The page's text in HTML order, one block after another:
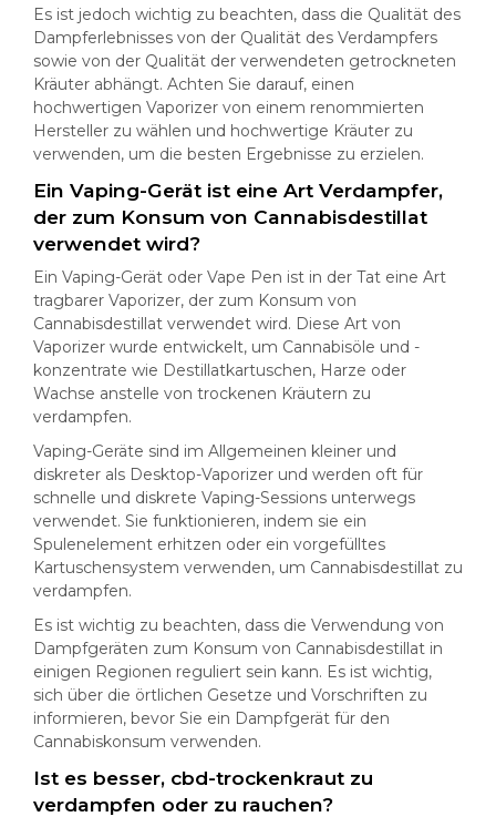
Es ist jedoch wichtig zu beachten, dass die Qualität des
Dampferlebnisses von der Qualität des Verdampfers
sowie von der Qualität der verwendeten getrockneten
Kräuter abhängt. Achten Sie darauf, einen
hochwertigen Vaporizer von einem renommierten
Hersteller zu wählen und hochwertige Kräuter zu
verwenden, um die besten Ergebnisse zu erzielen.
Ein Vaping-Gerät ist eine Art Verdampfer,
der zum Konsum von Cannabisdestillat
verwendet wird?
Ein Vaping-Gerät oder Vape Pen ist in der Tat eine Art
tragbarer Vaporizer, der zum Konsum von
Cannabisdestillat verwendet wird. Diese Art von
Vaporizer wurde entwickelt, um Cannabisöle und -
konzentrate wie Destillatkartuschen, Harze oder
Wachse anstelle von trockenen Kräutern zu
verdampfen.
Vaping-Geräte sind im Allgemeinen kleiner und
diskreter als Desktop-Vaporizer und werden oft für
schnelle und diskrete Vaping-Sessions unterwegs
verwendet. Sie funktionieren, indem sie ein
Spulenelement erhitzen oder ein vorgefülltes
Kartuschensystem verwenden, um Cannabisdestillat zu
verdampfen.
Es ist wichtig zu beachten, dass die Verwendung von
Dampfgeräten zum Konsum von Cannabisdestillat in
einigen Regionen reguliert sein kann. Es ist wichtig,
sich über die örtlichen Gesetze und Vorschriften zu
informieren, bevor Sie ein Dampfgerät für den
Cannabiskonsum verwenden.
Ist es besser, cbd-trockenkraut zu
verdampfen oder zu rauchen?